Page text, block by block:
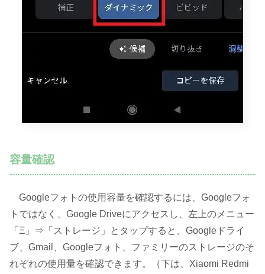
容量確認
Googleフォトの使用容量を確認するには、Googleフォ
トではなく、Google Driveにアクセスし、左上のメニュー
「Ξ」⇒「ストレージ」とタップすると、Googleドライ
ブ、Gmail、Googleフォト、ファミリーのストレージのそ
れぞれの使用量を確認できます。（下は、Xiaomi Redmi